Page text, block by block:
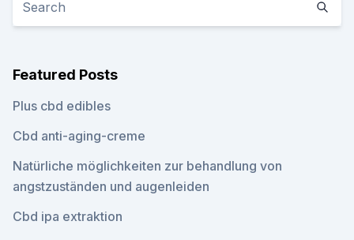
Featured Posts
Plus cbd edibles
Cbd anti-aging-creme
Natürliche möglichkeiten zur behandlung von
angstzuständen und augenleiden
Cbd ipa extraktion